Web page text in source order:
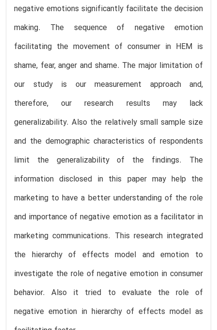
negative emotions significantly facilitate the decision
making. The sequence of negative emotion
facilitating the movement of consumer in HEM is
shame, fear, anger and shame. The major limitation of
our study is our measurement approach and,
therefore, our research results may lack
generalizability. Also the relatively small sample size
and the demographic characteristics of respondents
limit the generalizability of the findings. The
information disclosed in this paper may help the
marketing to have a better understanding of the role
and importance of negative emotion as a facilitator in
marketing communications. This research integrated
the hierarchy of effects model and emotion to
investigate the role of negative emotion in consumer
behavior. Also it tried to evaluate the role of
negative emotion in hierarchy of effects model as